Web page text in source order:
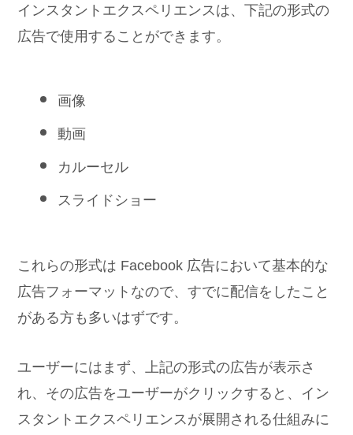
インスタントエクスペリエンスは、下記の形式の
広告で使用することができます。
画像
動画
カルーセル
スライドショー
これらの形式は Facebook 広告において基本的な
広告フォーマットなので、すでに配信をしたこと
がある方も多いはずです。
ユーザーにはまず、上記の形式の広告が表示さ
れ、その広告をユーザーがクリックすると、イン
スタントエクスペリエンスが展開される仕組みに